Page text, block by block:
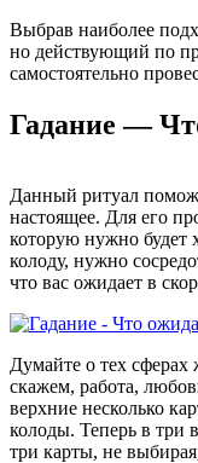
Выбрав наиболее
но действующий по
самостоятельно
Гадание —
Данный ритуал
настоящее. Для его
которую нужно будет
колоду, нужно
что вас ожидает в
Думайте о тех
скажем, работа,
верхние несколько
колоды. Теперь в три
три карты, не